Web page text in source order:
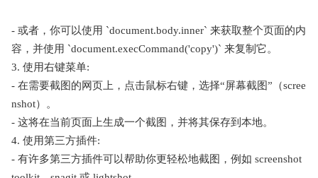
- 或者，你可以使用 `document.body.inner` 来获取整个页面的内
容，并使用 `document.execCommand('copy')` 来复制它。
3. 使用右键菜单:
- 在需要截图的网页上，点击鼠标右键，选择“屏幕截图”（scree
nshot）。
- 这将在当前页面上生成一个截图，并将其保存到本地。
4. 使用第三方插件:
- 有许多第三方插件可以帮助你更轻松地截图，例如 screenshot